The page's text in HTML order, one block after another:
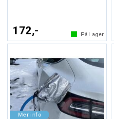
172,- På Lager